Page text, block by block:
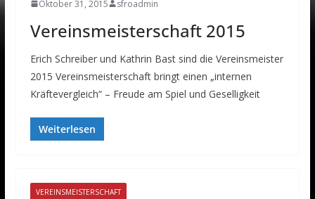
Oktober 31, 2015 sfroadmin
Vereinsmeisterschaft 2015
Erich Schreiber und Kathrin Bast sind die Vereinsmeister
2015 Vereinsmeisterschaft bringt einen „internen
Kräftevergleich“ – Freude am Spiel und Geselligkeit
Weiterlesen
VEREINSMEISTERSCHAFT